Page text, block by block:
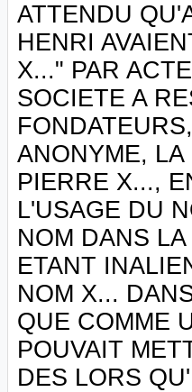
ATTENDU
HENRI
X..." PAR
SOCIETE A
ANONYME,
PIERRE X...,
L'USAGE DU
NOM DANS
ETANT
NOM X...
QUE COMME
POUVAIT
DES LORS